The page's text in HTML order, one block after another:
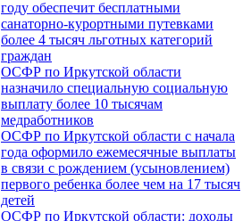
году обеспечит бесплатными
санаторно-курортными путевками
более 4 тысяч льготных категорий
граждан
ОСФР по Иркутской области
назначило специальную социальную
выплату более 10 тысячам
медработников
ОСФР по Иркутской области с начала
года оформило ежемесячные выплаты
в связи с рождением (усыновлением)
первого ребенка более чем на 17 тысяч
детей
ОСФР по Иркутской области: доходы